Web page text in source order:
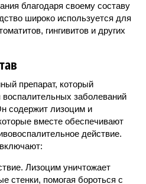
благодаря своему составу
широко используется для
гингивитов и других
препарат, который
заболеваний
содержит лизоцим и
вместе обеспечивают
действие.
Лизоцим уничтожает
стенки, помогая бороться с